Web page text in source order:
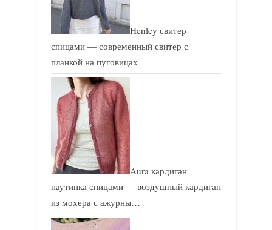
Henley свитер
спицами — современный свитер с
планкой на пуговицах
Aura кардиган
паутинка спицами — воздушный кардиган
из мохера с ажурны…